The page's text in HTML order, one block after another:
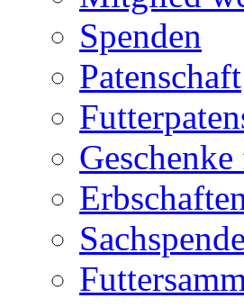
Spenden
Patenschaft